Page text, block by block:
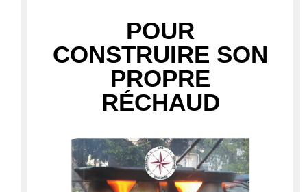
POUR
CONSTRUIRE SON
PROPRE
RÉCHAUD